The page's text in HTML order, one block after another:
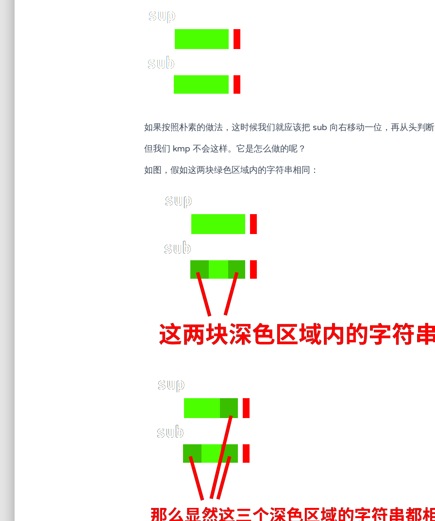
如果按照朴素的做法，这时候我们就应该把 sub 向右移动一位，再从头判
但我们 kmp 不会这样。它是怎么做的呢？
如图，假如这两块绿色区域内的字符串相同：